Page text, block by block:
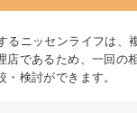
るニッセンライフは、
店であるため、一回の
・検討ができます。